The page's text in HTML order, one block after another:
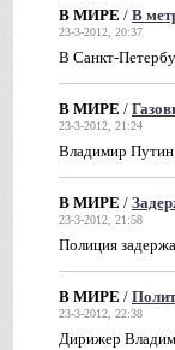
В МИРЕ / В
23-3-2012, 20:37
В Санкт-
В МИРЕ /
23-3-2012, 21:24
Владимир Путин
В МИРЕ /
23-3-2012, 21:58
Полиция
В МИРЕ /
23-3-2012, 22:38
Дирижер